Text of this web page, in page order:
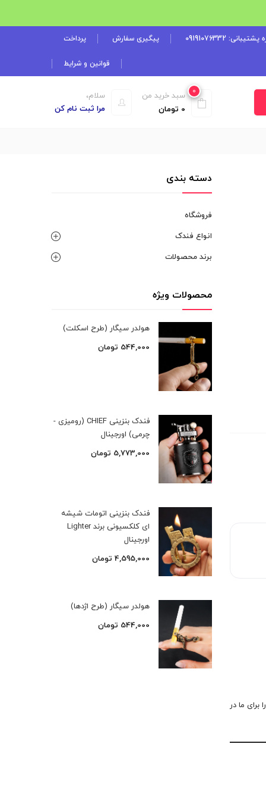
09191076332 پیگیری سفارش پرداخت
قوانین و شرایط
سلام،
مرا ثبت نام کن
0
سبد خرید من
0 تومان
ما در
دسته بندی
فروشگاه
انواع فندک
برند محصولات
محصولات ویژه
هولدر سیگار (طرح اسکلت)
544,000 تومان
فندک بنزینی CHIEF (رومیزی -
چرمی) اورجینال
5,773,000 تومان
فندک بنزینی اتومات شیشه
ای کلکسیونی برند Lighter
اورجینال
4,595,000 تومان
هولدر سیگار (طرح اژدها)
544,000 تومان